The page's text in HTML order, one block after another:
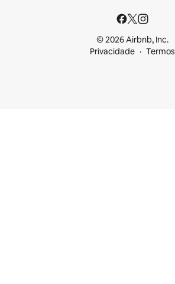
© 2026 Airbnb, Inc.
Privacidade
Termos